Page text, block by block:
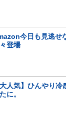
今日も見逃せ
登場
大人気】ひんやり
に。